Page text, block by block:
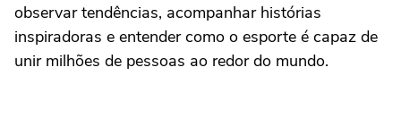
observar tendências, acompanhar histórias
inspiradoras e entender como o esporte é capaz de
unir milhões de pessoas ao redor do mundo.